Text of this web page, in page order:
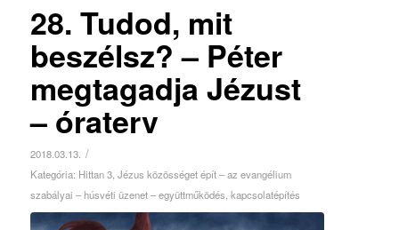
28. Tudod, mit
beszélsz? – Péter
megtagadja Jézust
– óraterv
2018.03.13. /
Kategória: Hittan 3, Jézus közösséget épít – az evangélium
szabályai – húsvéti üzenet – együttműködés, kapcsolatépítés